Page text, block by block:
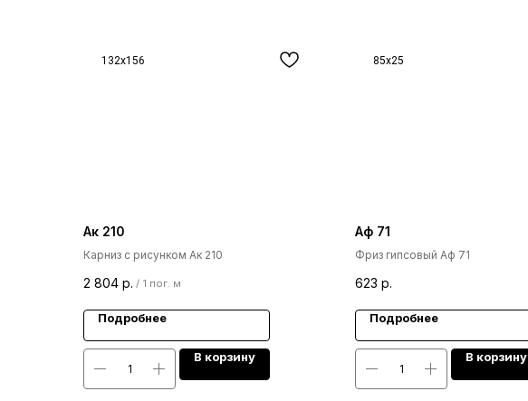
132x156
Ак 210
Карниз с рисунком Ак 210
2 804 р. / 1 пог. м
Подробнее
В корзину
85x25
Аф 71
Фриз гипсовый Аф 71
623 р.
Подробнее
В корзину